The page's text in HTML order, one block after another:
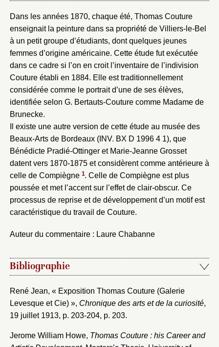
Dans les années 1870, chaque été, Thomas Couture
enseignait la peinture dans sa propriété de Villiers-le-Bel
à un petit groupe d’étudiants, dont quelques jeunes
femmes d’origine américaine. Cette étude fut exécutée
dans ce cadre si l’on en croit l’inventaire de l’indivision
Couture établi en 1884. Elle est traditionnellement
considérée comme le portrait d’une de ses élèves,
identifiée selon G. Bertauts-Couture comme Madame de
Brunecke.
Il existe une autre version de cette étude au musée des
Beaux-Arts de Bordeaux (INV. BX D 1996 4 1), que
Bénédicte Pradié-Ottinger et Marie-Jeanne Grosset
datent vers 1870-1875 et considèrent comme antérieure à
celle de Compiègne 1. Celle de Compiègne est plus
poussée et met l’accent sur l’effet de clair-obscur. Ce
processus de reprise et de développement d’un motif est
caractéristique du travail de Couture.
Auteur du commentaire : Laure Chabanne
Bibliographie
René Jean, « Exposition Thomas Couture (Galerie
Levesque et Cie) », Chronique des arts et de la curiosité,
19 juillet 1913, p. 203-204, p. 203.
Jerome William Howe, Thomas Couture : his Career and
Choix du dossier où ajouter la
notice
Nom du dossier
Connexion
Courriel